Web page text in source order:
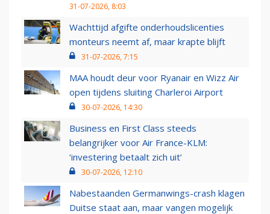
31-07-2026, 8:03
Wachttijd afgifte onderhoudslicenties
monteurs neemt af, maar krapte blijft
31-07-2026, 7:15
MAA houdt deur voor Ryanair en Wizz Air
open tijdens sluiting Charleroi Airport
30-07-2026, 14:30
Business en First Class steeds
belangrijker voor Air France-KLM:
‘investering betaalt zich uit’
30-07-2026, 12:10
Nabestaanden Germanwings-crash klagen
Duitse staat aan, maar vangen mogelijk